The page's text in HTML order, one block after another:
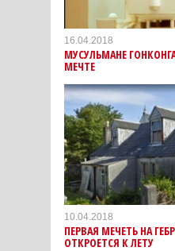
16.04.2018
МУСУЛЬМАНЕ
МЕЧТЕ
10.04.2018
ПЕРВАЯ МЕЧЕТЬ НА
ОТКРОЕТСЯ К ЛЕТУ